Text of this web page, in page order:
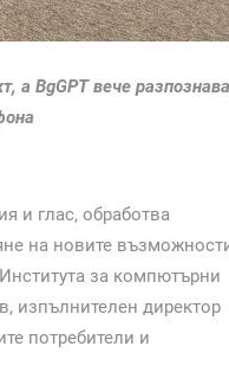
а BgGPT вече
и глас, обработва
на новите
за компютърни
изпълнителен директор
потребители и